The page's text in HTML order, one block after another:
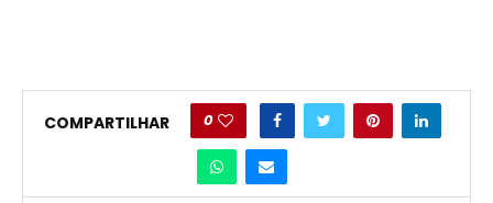
COMPARTILHAR 0